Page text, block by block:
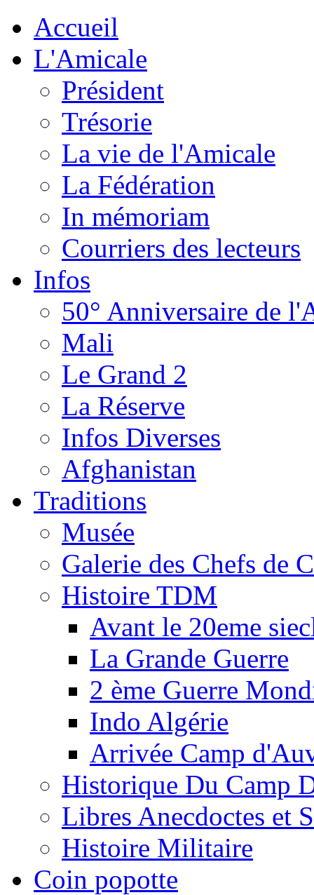
Accueil
L'Amicale
Président
Trésorie
La vie de l'Amicale
La Fédération
In mémoriam
Courriers des lecteurs
Infos
50° Anniversaire de
Mali
Le Grand 2
La Réserve
Infos Diverses
Afghanistan
Traditions
Musée
Galerie des Chefs de
Histoire TDM
Avant le 20eme
La Grande Guerre
2 ème Guerre
Indo Algérie
Arrivée Camp
Historique Du Camp
Libres Anecdoctes et
Histoire Militaire
Coin popotte